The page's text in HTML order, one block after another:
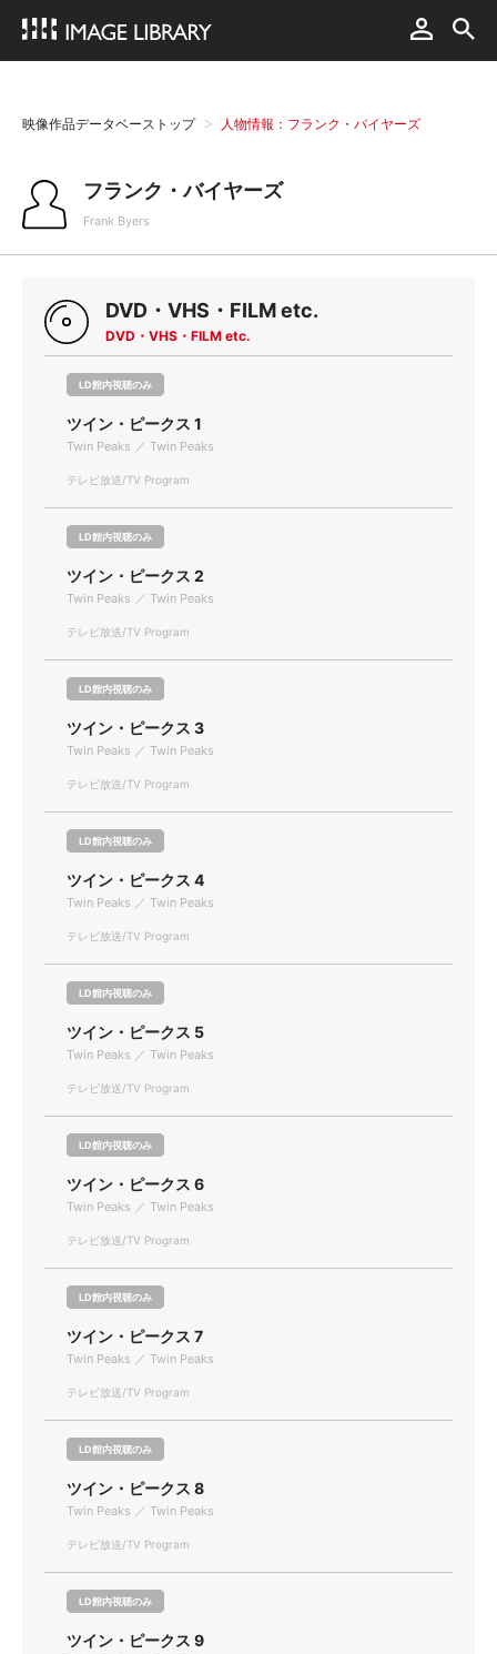
映像作品データベーストップ 人物情報：フランク・バイヤーズ
フランク・バイヤーズ
Frank Byers
DVD・VHS・FILM etc.
DVD・VHS・FILM etc.
LD館内視聴のみ
ツイン・ピークス 1
Twin Peaks ／ Twin Peaks
テレビ放送/TV Program
LD館内視聴のみ
ツイン・ピークス 2
Twin Peaks ／ Twin Peaks
テレビ放送/TV Program
LD館内視聴のみ
ツイン・ピークス 3
Twin Peaks ／ Twin Peaks
テレビ放送/TV Program
LD館内視聴のみ
ツイン・ピークス 4
Twin Peaks ／ Twin Peaks
テレビ放送/TV Program
LD館内視聴のみ
ツイン・ピークス 5
Twin Peaks ／ Twin Peaks
テレビ放送/TV Program
LD館内視聴のみ
ツイン・ピークス 6
Twin Peaks ／ Twin Peaks
テレビ放送/TV Program
LD館内視聴のみ
ツイン・ピークス 7
Twin Peaks ／ Twin Peaks
テレビ放送/TV Program
LD館内視聴のみ
ツイン・ピークス 8
Twin Peaks ／ Twin Peaks
テレビ放送/TV Program
LD館内視聴のみ
ツイン・ピークス 9